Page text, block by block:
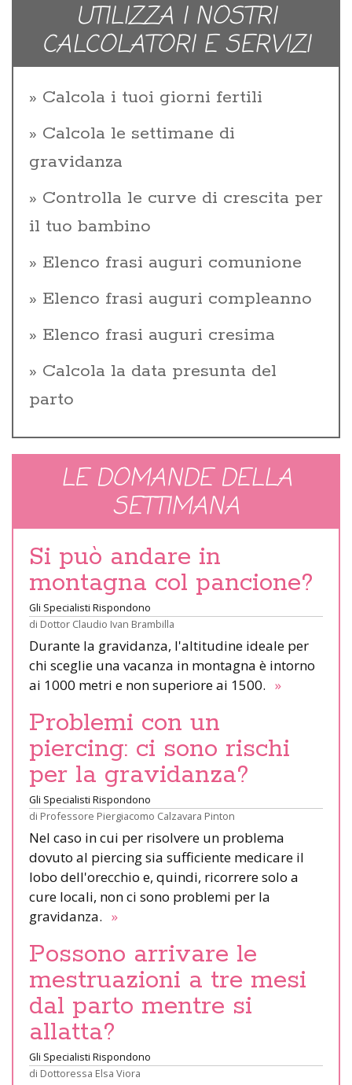
UTILIZZA I NOSTRI
CALCOLATORI E SERVIZI
Calcola i tuoi giorni fertili
Calcola le settimane di
gravidanza
Controlla le curve di crescita per
il tuo bambino
Elenco frasi auguri comunione
Elenco frasi auguri compleanno
Elenco frasi auguri cresima
Calcola la data presunta del
parto
LE DOMANDE DELLA
SETTIMANA
Si può andare in
montagna col pancione?
Gli Specialisti Rispondono
di Dottor Claudio Ivan Brambilla
Durante la gravidanza, l'altitudine ideale per
chi sceglie una vacanza in montagna è intorno
ai 1000 metri e non superiore ai 1500. »
Problemi con un
piercing: ci sono rischi
per la gravidanza?
Gli Specialisti Rispondono
di Professore Piergiacomo Calzavara Pinton
Nel caso in cui per risolvere un problema
dovuto al piercing sia sufficiente medicare il
lobo dell'orecchio e, quindi, ricorrere solo a
cure locali, non ci sono problemi per la
gravidanza. »
Possono arrivare le
mestruazioni a tre mesi
dal parto mentre si
allatta?
Gli Specialisti Rispondono
di Dottoressa Elsa Viora